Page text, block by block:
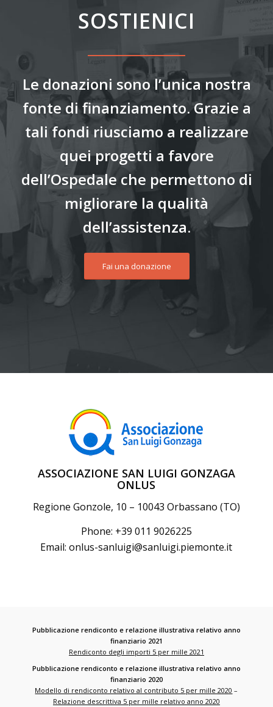
SOSTIENICI
Le donazioni sono l’unica nostra
fonte di finanziamento. Grazie a
tali fondi riusciamo a realizzare
quei progetti a favore
dell’Ospedale che permettono di
migliorare la qualità
dell’assistenza.
Fai una donazione
ASSOCIAZIONE SAN LUIGI GONZAGA
ONLUS
Regione Gonzole, 10 – 10043 Orbassano (TO)
Phone: +39 011 9026225
Email:onlus-sanluigi@sanluigi.piemonte.it
Pubblicazione rendiconto e relazione illustrativa relativo anno
finanziario 2021
Rendiconto degli importi 5 per mille 2021
Pubblicazione rendiconto e relazione illustrativa relativo anno
finanziario 2020
Modello di rendiconto relativo al contributo 5 per mille 2020 –
Relazione descrittiva 5 per mille relativo anno 2020